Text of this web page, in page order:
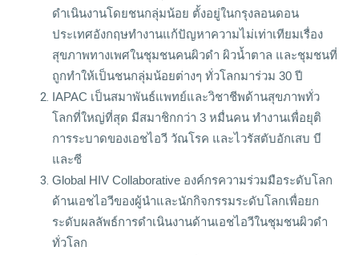
ดำเนินงานโดยชนกลุ่มน้อย ตั้งอยู่ในกรุงลอนดอน
ประเทศอังกฤษทำงานแก้ปัญหาความไม่เท่าเทียมเรื่อง
สุขภาพทางเพศในชุมชนคนผิวดำ ผิวน้ำตาล และชุมชนที่
ถูกทำให้เป็นชนกลุ่มน้อยต่างๆ ทั่วโลกมาร่วม 30 ปี
IAPAC เป็นสมาพันธ์แพทย์และวิชาชีพด้านสุขภาพทั่ว
โลกที่ใหญ่ที่สุด มีสมาชิกกว่า 3 หมื่นคน ทำงานเพื่อยุติ
การระบาดของเอชไอวี วัณโรค และไวรัสตับอักเสบ บี
และซี
Global HIV Collaborative องค์กรความร่วมมือระดับโลก
ด้านเอชไอวีของผู้นำและนักกิจกรรมระดับโลกเพื่อยก
ระดับผลลัพธ์การดำเนินงานด้านเอชไอวีในชุมชนผิวดำ
ทั่วโลก